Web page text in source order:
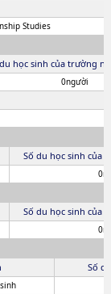
Studies
học sinh của trường
0người
Số du học sinh của
Số du học sinh của
Số